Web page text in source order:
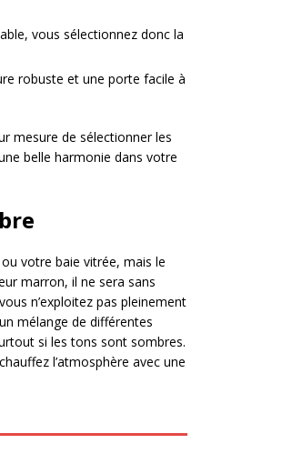
vous sélectionnez donc la
robuste et une porte facile à
mesure de sélectionner les
belle harmonie dans votre
votre baie vitrée, mais le
marron, il ne sera sans
n’exploitez pas pleinement
mélange de différentes
si les tons sont sombres.
l’atmosphère avec une